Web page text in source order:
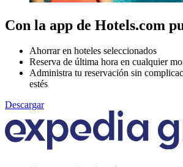
Con la app de Hotels.com
Ahorrar en hoteles seleccionados
Reserva de última hora en cualquier
Administra tu reservación sin
estés
Descargar